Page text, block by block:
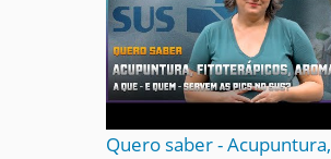
Quero saber - Acupuntura,